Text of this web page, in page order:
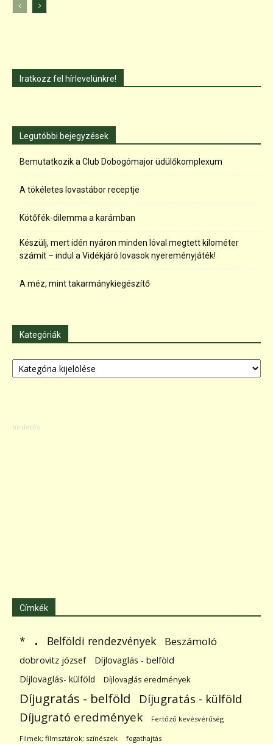
Iratkozz fel hírlevelünkre!
Legutóbbi bejegyzések
Bemutatkozik a Club Dobogómajor üdülőkomplexum
A tökéletes lovastábor receptje
Kötőfék-dilemma a karámban
Készülj, mert idén nyáron minden lóval megtett kilométer
számít – indul a Vidékjáró lovasok nyereményjáték!
A méz, mint takarmánykiegészítő
Kategóriák
Kategóriák
Címkék
* . Belföldi rendezvények Beszámoló
dobrovitz józsef
Díjlovaglás - belföld
Díjlovaglás- külföld
Díjlovaglás eredmények
Díjugratás - belföld Díjugratás - külföld
Díjugrató eredmények Fertőző kevésvérűség
Filmek; filmsztárok; színészek fogathajtás